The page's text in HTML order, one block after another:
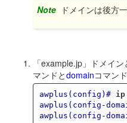
Note ドメインは後方
「example.jp」ドメイ
マンドとdomainコマン
awplus(config)#
ip
awplus(config-
awplus(config-